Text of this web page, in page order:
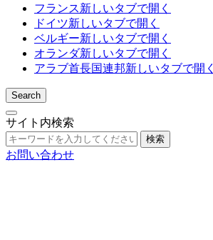
フランス新しいタブで開く
ドイツ新しいタブで開く
ベルギー新しいタブで開く
オランダ新しいタブで開く
アラブ首長国連邦新しいタブで開く
Search
サイト内検索
検索
お問い合わせ